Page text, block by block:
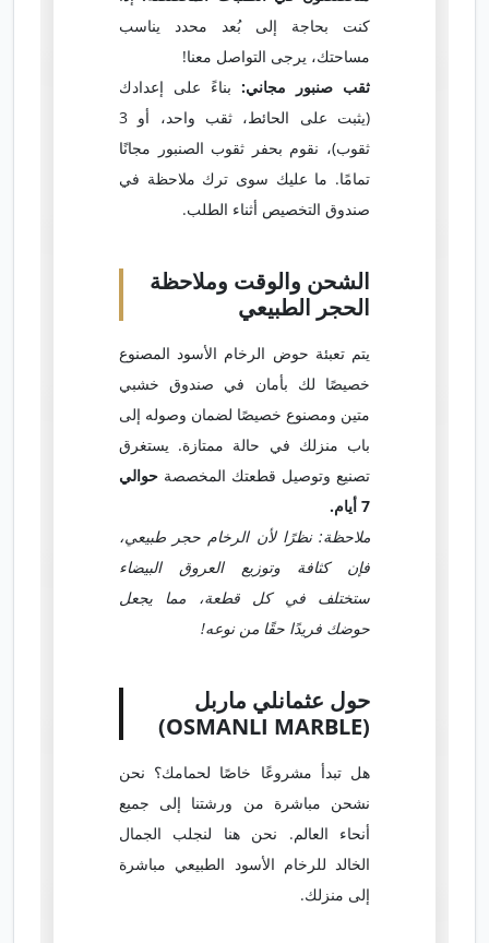
كنت بحاجة إلى بُعد محدد يناسب
مساحتك، يرجى التواصل معنا!
ثقب صنبور مجاني: بناءً على إعدادك
(يثبت على الحائط، ثقب واحد، أو 3
ثقوب)، نقوم بحفر ثقوب الصنبور مجانًا
تمامًا. ما عليك سوى ترك ملاحظة في
صندوق التخصيص أثناء الطلب.
الشحن والوقت وملاحظة
الحجر الطبيعي
يتم تعبئة حوض الرخام الأسود المصنوع
خصيصًا لك بأمان في صندوق خشبي
متين ومصنوع خصيصًا لضمان وصوله إلى
باب منزلك في حالة ممتازة. يستغرق
تصنيع وتوصيل قطعتك المخصصة حوالي
7 أيام.
ملاحظة: نظرًا لأن الرخام حجر طبيعي،
فإن كثافة وتوزيع العروق البيضاء
ستختلف في كل قطعة، مما يجعل
حوضك فريدًا حقًا من نوعه!
حول عثمانلي ماربل
(OSMANLI MARBLE)
هل تبدأ مشروعًا خاصًا لحمامك؟ نحن
نشحن مباشرة من ورشتنا إلى جميع
أنحاء العالم. نحن هنا لنجلب الجمال
الخالد للرخام الأسود الطبيعي مباشرة
إلى منزلك.